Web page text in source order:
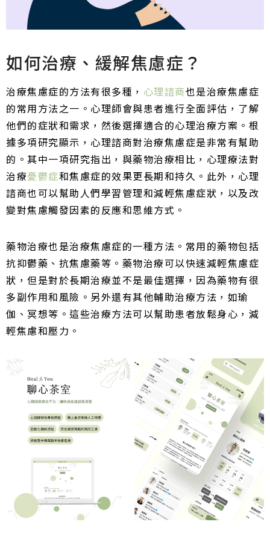
如何治療、緩解焦慮症？
治療焦慮症的方法有很多種， 心理諮商也是治療焦慮症
的常用方法之一。心理師會與患者進行全面評估，了解
他們的症狀和需求，然後選擇適合的心理治療方案。根
據多項研究顯示，心理諮商對治療焦慮症是非常有幫助
的。其中一項研究指出，與藥物治療相比，心理療法對
治療憂鬱症和焦慮症的效果更長期和持久。此外，心理
諮商也可以幫助人們學習管理和減輕焦慮症狀，以及改
變對焦慮觸發因素的反應和思維方式。
藥物治療也是治療焦慮症的一種方法。常用的藥物包括
抗抑鬱藥、抗焦慮藥等。藥物治療可以快速減輕焦慮症
狀，但是對於長期治療並不是最佳選擇，因為藥物有很
多副作用和風險。另外還有其他輔助治療方法，如瑜
伽、冥想等。這些治療方法可以幫助患者放鬆身心，減
輕焦慮和壓力。